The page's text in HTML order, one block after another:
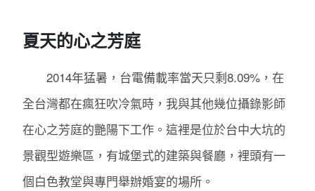
夏天的心之芳庭
2014年猛暑，台電備載率當天只剩8.09%，在
全台灣都在瘋狂吹冷氣時，我與其他幾位攝錄影師
在心之芳庭的艷陽下工作。這裡是位於台中大坑的
景觀型遊樂區，有城堡式的建築與餐廳，裡頭有一
個白色教堂與專門舉辦婚宴的場所。